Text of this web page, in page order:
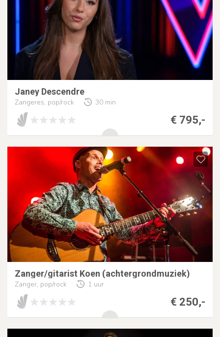
Janey Descendre
Zangeres, pop/rock 30 min
€ 795,-
Zanger/gitarist Koen (achtergrondmuziek)
Zanger, pop/rock 1 uur
€ 250,-